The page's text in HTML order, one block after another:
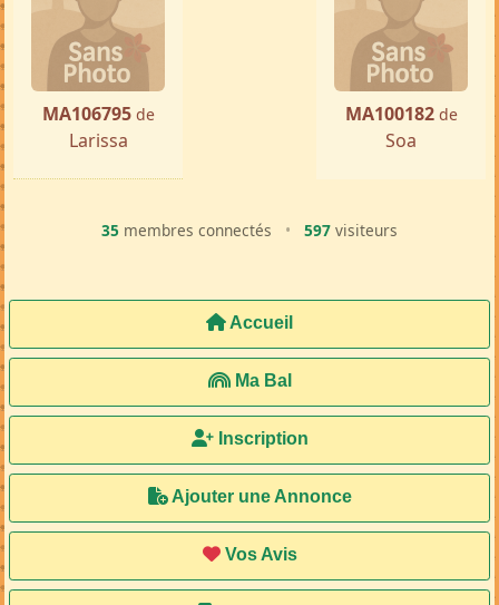
MA106795 de
Larissa
MA100182 de
Soa
35 membres connectés • 597 visiteurs
Accueil
Ma Bal
Inscription
Ajouter une Annonce
Vos Avis